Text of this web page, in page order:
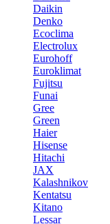
Daikin
Denko
Ecoclima
Electrolux
Eurohoff
Euroklimat
Fujitsu
Funai
Gree
Green
Haier
Hisense
Hitachi
JAX
Kalashnikov
Kentatsu
Kitano
Lessar